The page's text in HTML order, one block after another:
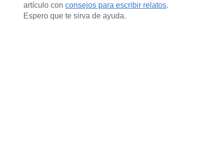
artículo con consejos para escribir relatos.
Espero que te sirva de ayuda.